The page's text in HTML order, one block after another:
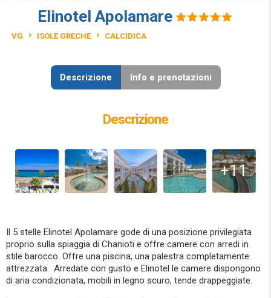
Elinotel Apolamare
VG ISOLE GRECHE CALCIDICA
Descrizione Info e prenotazioni
Descrizione
+11
Il 5 stelle Elinotel Apolamare gode di una posizione privilegiata
proprio sulla spiaggia di Chanioti e offre camere con arredi in
stile barocco. Offre una piscina, una palestra completamente
attrezzata. Arredate con gusto e Elinotel le camere dispongono
di aria condizionata, mobili in legno scuro, tende drappeggiate.